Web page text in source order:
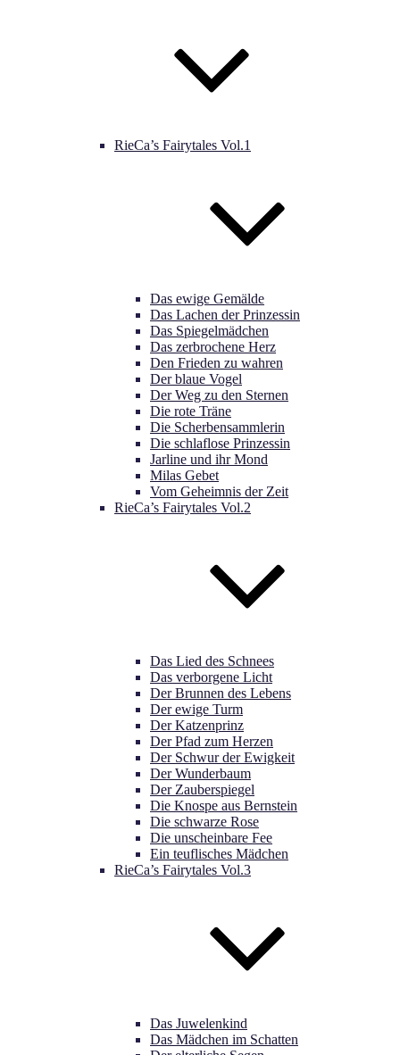
RieCa’s Fairytales Vol.1
Das ewige Gemälde
Das Lachen der Prinzessin
Das Spiegelmädchen
Das zerbrochene Herz
Den Frieden zu wahren
Der blaue Vogel
Der Weg zu den Sternen
Die rote Träne
Die Scherbensammlerin
Die schlaflose Prinzessin
Jarline und ihr Mond
Milas Gebet
Vom Geheimnis der Zeit
RieCa’s Fairytales Vol.2
Das Lied des Schnees
Das verborgene Licht
Der Brunnen des Lebens
Der ewige Turm
Der Katzenprinz
Der Pfad zum Herzen
Der Schwur der Ewigkeit
Der Wunderbaum
Der Zauberspiegel
Die Knospe aus Bernstein
Die schwarze Rose
Die unscheinbare Fee
Ein teuflisches Mädchen
RieCa’s Fairytales Vol.3
Das Juwelenkind
Das Mädchen im Schatten